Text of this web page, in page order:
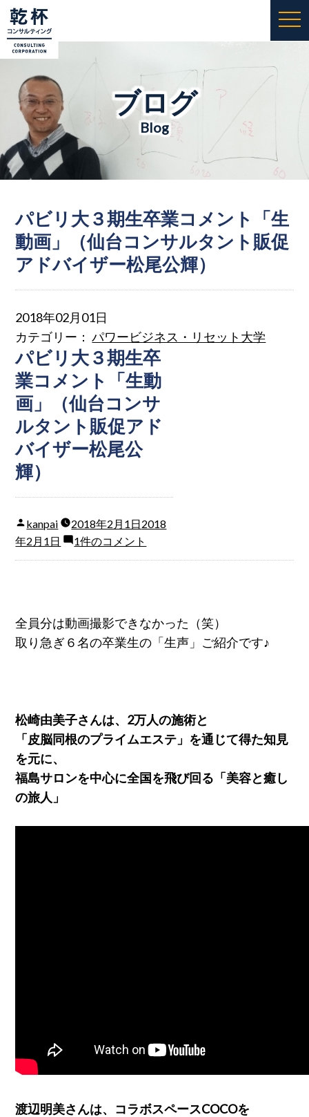
ブログ
Blog
パビリ大３期生卒業コメント「生
動画」（仙台コンサルタント販促
アドバイザー松尾公輝）
2018年02月01日
カテゴリー：パワービジネス・リセット大学
パビリ大３期生卒
業コメント「生動
画」（仙台コンサ
ルタント販促アド
バイザー松尾公
輝）
kanpai 2018年2月1日2018
年2月1日
1件のコメント
全員分は動画撮影できなかった（笑）
取り急ぎ６名の卒業生の「生声」ご紹介です♪
松崎由美子さんは、2万人の施術と
「皮脳同根のプライムエステ」を通じて得た知見
を元に、
福島サロンを中心に全国を飛び回る「美容と癒し
の旅人」
渡辺明美さんは、コラボスペースCOCOを